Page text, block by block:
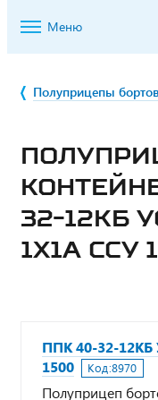
Меню
Полуприцепы
32-12КБ
1Х1А ССУ
ППК 40-32-12КБ
1500
Код:8970
Полуприцеп